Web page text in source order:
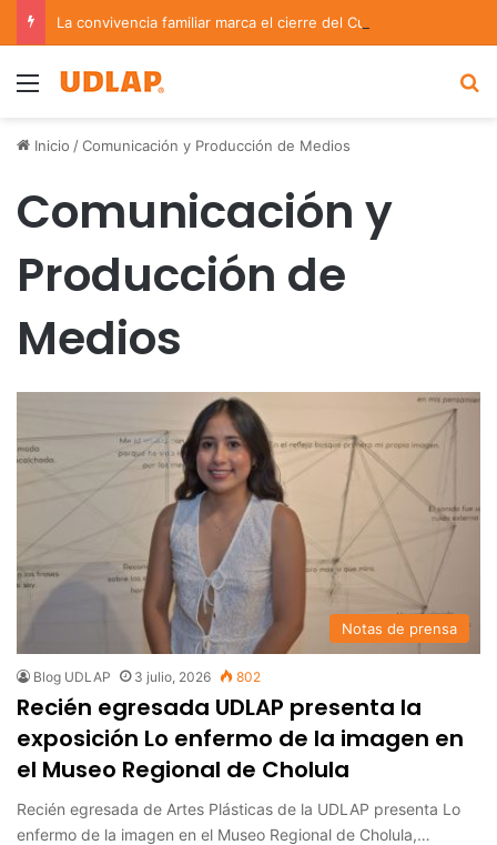
Menu
Inicio /Comunicación y Producción de Medios
Comunicación y
Producción de
Medios
Notas de prensa
Blog UDLAP 3 julio, 2026 802
Recién egresada UDLAP presenta la
exposición Lo enfermo de la imagen en
el Museo Regional de Cholula
Recién egresada de Artes Plásticas de la UDLAP presenta Lo
enfermo de la imagen en el Museo Regional de Cholula,…